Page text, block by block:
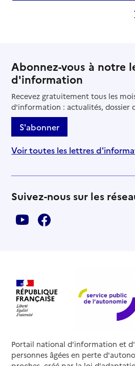
Abonnez-vous à notre
d'information
Recevez gratuitement tous les
d'information : actualités, dossier
S'abonner
Voir toutes les lettres
Suivez-nous sur les
Portail national d'information et
personnes âgées en perte